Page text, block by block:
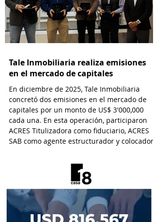
Tale Inmobiliaria realiza emisiones
en el mercado de capitales
En diciembre de 2025, Tale Inmobiliaria
concretó dos emisiones en el mercado de
capitales por un monto de US$ 3'000,000
cada una. En esta operación, participaron
ACRES Titulizadora como fiduciario, ACRES
SAB como agente estructurador y colocador,